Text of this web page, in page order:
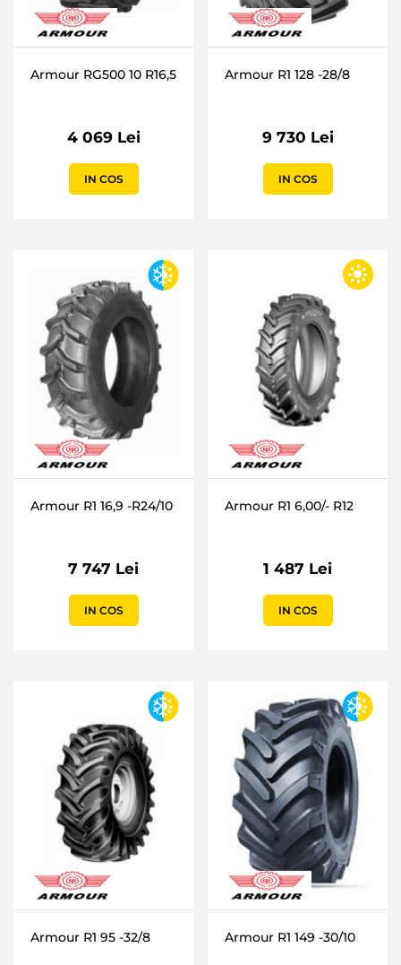
Armour RG500 10 R16,5
4 069 Lei
IN COS
Armour R1 128 -28/8
9 730 Lei
IN COS
Armour R1 16,9 -R24/10
7 747 Lei
IN COS
Armour R1 6,00/- R12
1 487 Lei
IN COS
Armour R1 95 -32/8 Armour R1 149 -30/10